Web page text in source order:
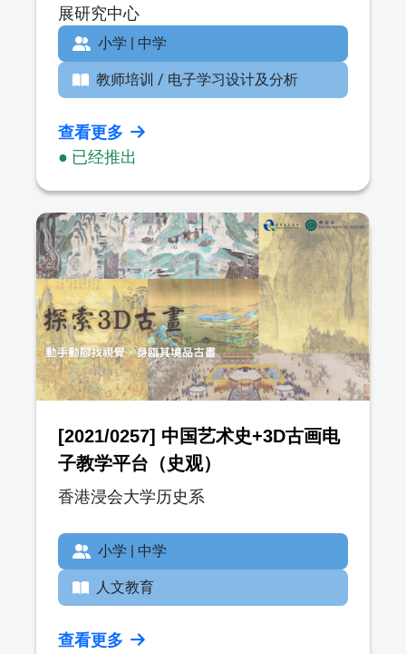
展研究中心
小学 | 中学
教师培训 / 电子学习设计及分析
查看更多
● 已经推出
[2021/0257] 中国艺术史+3D古画电
子教学平台（史观）
香港浸会大学历史系
小学 | 中学
人文教育
查看更多